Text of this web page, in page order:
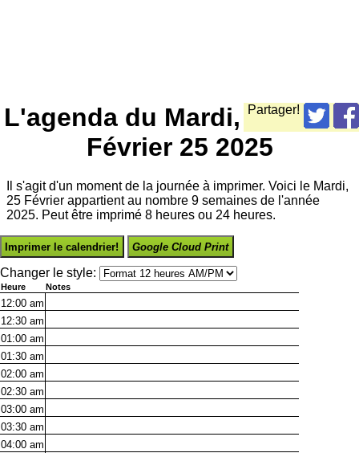
Partager!
L'agenda du Mardi,
Février 25 2025
Il s'agit d'un moment de la journée à imprimer. Voici le Mardi,
25 Février appartient au nombre 9 semaines de l'année
2025. Peut être imprimé 8 heures ou 24 heures.
Imprimer le calendrier! Google Cloud Print
Changer le style:
Heure Notes
12:00 am
12:30 am
01:00 am
01:30 am
02:00 am
02:30 am
03:00 am
03:30 am
04:00 am